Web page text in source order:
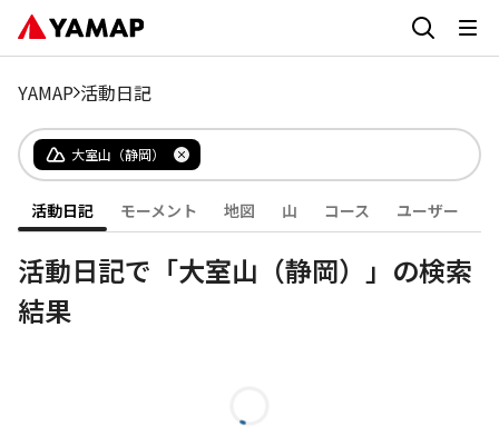
YAMAP 活動日記
大室山（静岡）
活動日記 モーメント 地図 山 コース ユーザー
活動日記で「大室山（静岡）」の検索
結果